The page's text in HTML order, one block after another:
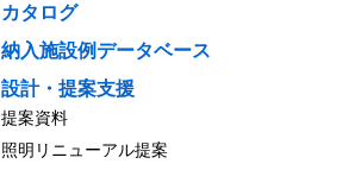
カタログ
納入施設例データベース
設計・提案支援
提案資料
照明リニューアル提案